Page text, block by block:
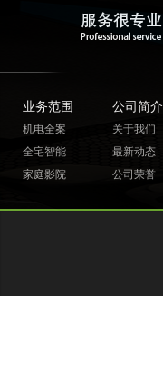
业务范围
机电全案
全宅智能
家庭影院
公司简介
关于我们
最新动态
公司荣誉